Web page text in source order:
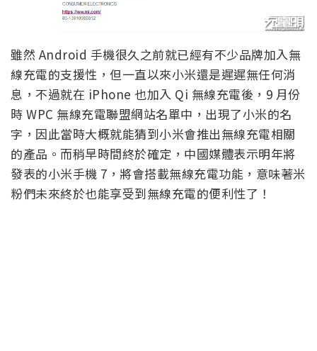
雖然 Android 手機很久之前就已經有不少品牌加入無
線充電的支援性，但一直以來小米還是遲遲無任何消
息，不過就在 iPhone 也加入 Qi 無線充電後，9 月份
時 WPC 無線充電聯盟網站名單中，出現了小米的名
字，因此當時大概就能猜到小米會推出無線充電相關
的產品。而稍早時間終於確定，中國媒體表示明年將
發表的小米手機 7，將會搭載無線充電功能，意味著米
粉們未來終於也能享受到無線充電的便利性了！